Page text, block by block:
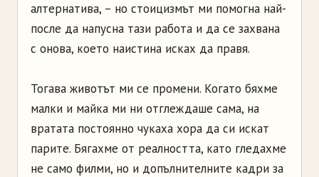
алтернатива, – но стоицизмът ми помогна най-
после да напусна тази работа и да се захвана
с онова, което наистина исках да правя.
Тогава животът ми се промени. Когато бяхме
малки и майка ми ни отглеждаше сама, на
вратата постоянно чукаха хора да си искат
парите. Бягахме от реалността, като гледахме
не само филми, но и допълнителните кадри за